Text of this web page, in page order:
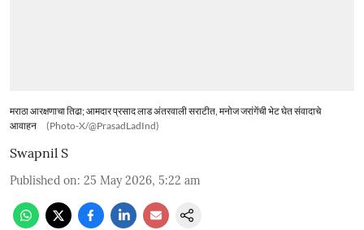
मराठा आरक्षणाचा तिढा; आमदार प्रसाद लाड अंतरवाली सराटीत, मनोज जरांगेंची भेट घेत संवादाचे
आवाहन
(Photo-X/@PrasadLadInd)
Swapnil S
Published on: 25 May 2026, 5:22 am